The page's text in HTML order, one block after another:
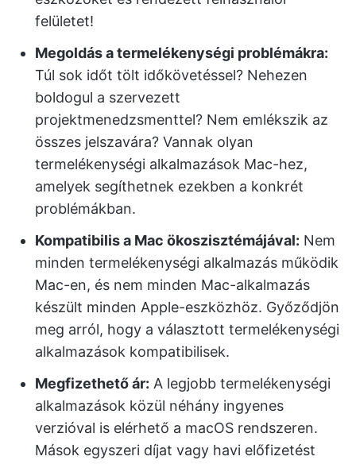
felületet!
Megoldás a termelékenységi problémákra:
Túl sok időt tölt időkövetéssel? Nehezen
boldogul a szervezett
projektmenedzsmenttel? Nem emlékszik az
összes jelszavára? Vannak olyan
termelékenységi alkalmazások Mac-hez,
amelyek segíthetnek ezekben a konkrét
problémákban.
Kompatibilis a Mac ökoszisztémájával: Nem
minden termelékenységi alkalmazás működik
Mac-en, és nem minden Mac-alkalmazás
készült minden Apple-eszközhöz. Győződjön
meg arról, hogy a választott termelékenységi
alkalmazások kompatibilisek.
Megfizethető ár: A legjobb termelékenységi
alkalmazások közül néhány ingyenes
verzióval is elérhető a macOS rendszeren.
Mások egyszeri díjat vagy havi előfizetést